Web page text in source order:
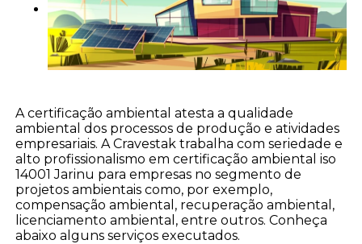
A certificação ambiental atesta a qualidade
ambiental dos processos de produção e atividades
empresariais. A Cravestak trabalha com seriedade e
alto profissionalismo em certificação ambiental iso
14001 Jarinu para empresas no segmento de
projetos ambientais como, por exemplo,
compensação ambiental, recuperação ambiental,
licenciamento ambiental, entre outros. Conheça
abaixo alguns serviços executados.